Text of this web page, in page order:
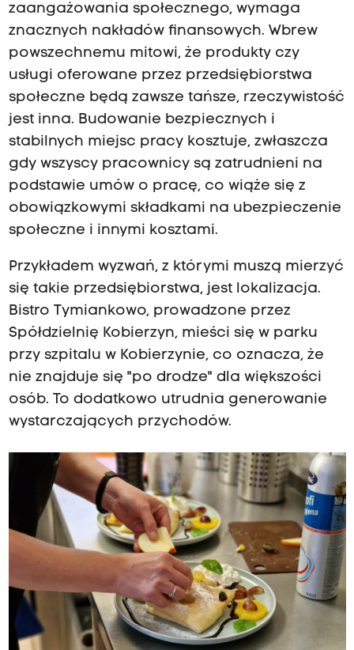
zaangażowania społecznego, wymaga
znacznych nakładów finansowych. Wbrew
powszechnemu mitowi, że produkty czy
usługi oferowane przez przedsiębiorstwa
społeczne będą zawsze tańsze, rzeczywistość
jest inna. Budowanie bezpiecznych i
stabilnych miejsc pracy kosztuje, zwłaszcza
gdy wszyscy pracownicy są zatrudnieni na
podstawie umów o pracę, co wiąże się z
obowiązkowymi składkami na ubezpieczenie
społeczne i innymi kosztami.
Przykładem wyzwań, z którymi muszą mierzyć
się takie przedsiębiorstwa, jest lokalizacja.
Bistro Tymiankowo, prowadzone przez
Spółdzielnię Kobierzyn, mieści się w parku
przy szpitalu w Kobierzynie, co oznacza, że
nie znajduje się "po drodze" dla większości
osób. To dodatkowo utrudnia generowanie
wystarczających przychodów.